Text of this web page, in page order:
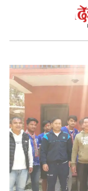
सुचनाहरु
स्वास्थ्य
भिडियो